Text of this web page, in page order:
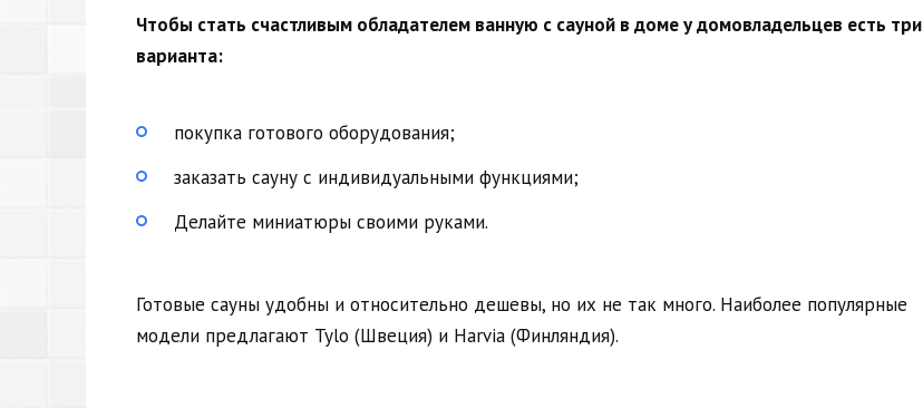
Чтобы стать счастливым обладателем ванную с сауной в доме у домовладельцев есть три
варианта:
покупка готового оборудования;
заказать сауну с индивидуальными функциями;
Делайте миниатюры своими руками.
Готовые сауны удобны и относительно дешевы, но их не так много. Наиболее популярные
модели предлагают Tylo (Швеция) и Harvia (Финляндия).